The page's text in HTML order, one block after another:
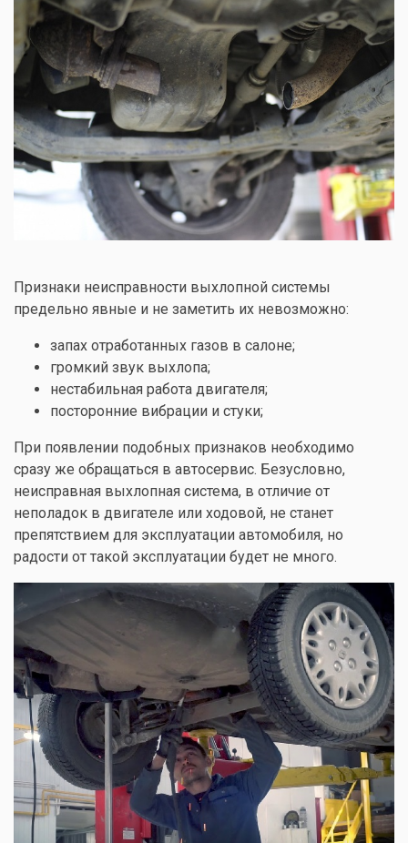
Признаки неисправности выхлопной системы
предельно явные и не заметить их невозможно:
запах отработанных газов в салоне;
громкий звук выхлопа;
нестабильная работа двигателя;
посторонние вибрации и стуки;
При появлении подобных признаков необходимо
сразу же обращаться в автосервис. Безусловно,
неисправная выхлопная система, в отличие от
неполадок в двигателе или ходовой, не станет
препятствием для эксплуатации автомобиля, но
радости от такой эксплуатации будет не много.